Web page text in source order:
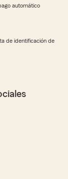
automático
de identificación de